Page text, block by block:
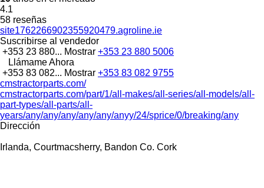
4.1
58 reseñas
site1762266902355920479.agroline.ie
Suscribirse al vendedor
+353 23 880... Mostrar +353 23 880 5006
Llámame Ahora
+353 83 082... Mostrar +353 83 082 9755
cmstractorparts.com/
cmstractorparts.com/part/1/all-makes/all-series/all-models/all-
part-types/all-parts/all-
years/any/any/any/any/any/anyy/24/sprice/0/breaking/any
Dirección
Irlanda, Courtmacsherry, Bandon Co. Cork